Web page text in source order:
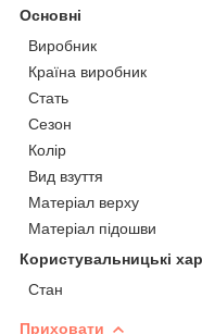
Основні
Виробник
Країна виробник
Стать
Сезон
Колір
Вид взуття
Матеріал верху
Матеріал підошви
Користувальницькі
Стан
Приховати